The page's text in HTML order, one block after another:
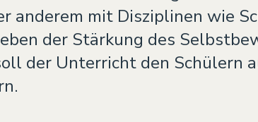
anderem mit Disziplinen wie
der Stärkung des
der Unterricht den Schülern